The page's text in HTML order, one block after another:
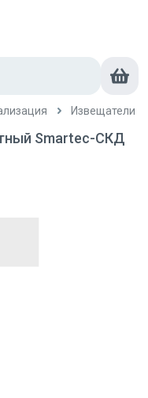
Извещатели
Smartec-СКД